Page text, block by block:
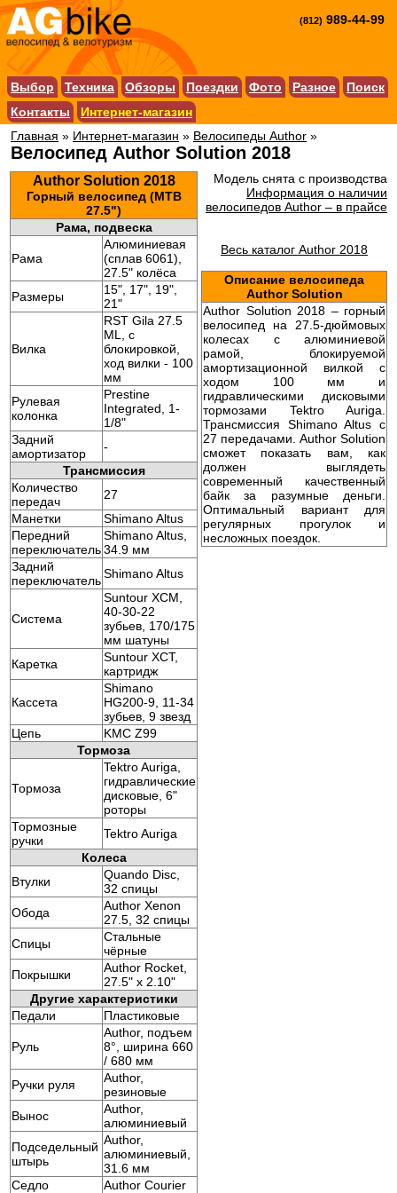
(812) 989-44-99
Выбор Техника Обзоры Поездки Фото Разное
Поиск
Контакты
Интернет-магазин
Главная » Интернет-магазин » Велосипеды Author »
Велосипед Author Solution 2018
Author Solution 2018
Горный велосипед (MTB
27.5")
Рама, подвеска
Рама
Алюминиевая
(сплав 6061),
27.5" колёса
Размеры
15", 17", 19",
21"
Вилка
RST Gila 27.5
ML, с
блокировкой,
ход вилки - 100
мм
Рулевая
колонка
Prestine
Integrated, 1-
1/8"
Задний
амортизатор
-
Трансмиссия
Количество
передач
27
Манетки
Shimano Altus
Передний
переключатель
Shimano Altus,
34.9 мм
Задний
переключательShimano Altus
Система
Suntour XCM,
40-30-22
зубьев, 170/175
мм шатуны
Каретка
Suntour XCT,
картридж
Кассета
Shimano
HG200-9, 11-34
зубьев, 9 звезд
Цепь
KMC Z99
Тормоза
Тормоза
Tektro Auriga,
гидравлические
дисковые, 6"
роторы
Тормозные
ручки
Tektro Auriga
Колеса
Втулки
Quando Disc,
32 спицы
Обода
Author Xenon
27.5, 32 спицы
Спицы
Стальные
чёрные
Покрышки
Author Rocket,
27.5" x 2.10"
Другие характеристики
Педали
Пластиковые
Руль
Author, подъем
8°, ширина 660
/ 680 мм
Ручки руля
Author,
резиновые
Вынос
Author,
алюминиевый
Подседельный
штырь
Author,
алюминиевый,
31.6 мм
Седло
Author Courier
Модель снята с производства
Информация о наличии
велосипедов Author – в прайсе
Весь каталог Author 2018
Описание велосипеда
Author Solution
Author Solution 2018 – горный
велосипед на 27.5-дюймовых
колесах с алюминиевой
рамой, блокируемой
амортизационной вилкой с
ходом 100 мм и
гидравлическими дисковыми
тормозами Tektro Auriga.
Трансмиссия Shimano Altus с
27 передачами. Author Solution
сможет показать вам, как
должен выглядеть
современный качественный
байк за разумные деньги.
Оптимальный вариант для
регулярных прогулок и
несложных поездок.